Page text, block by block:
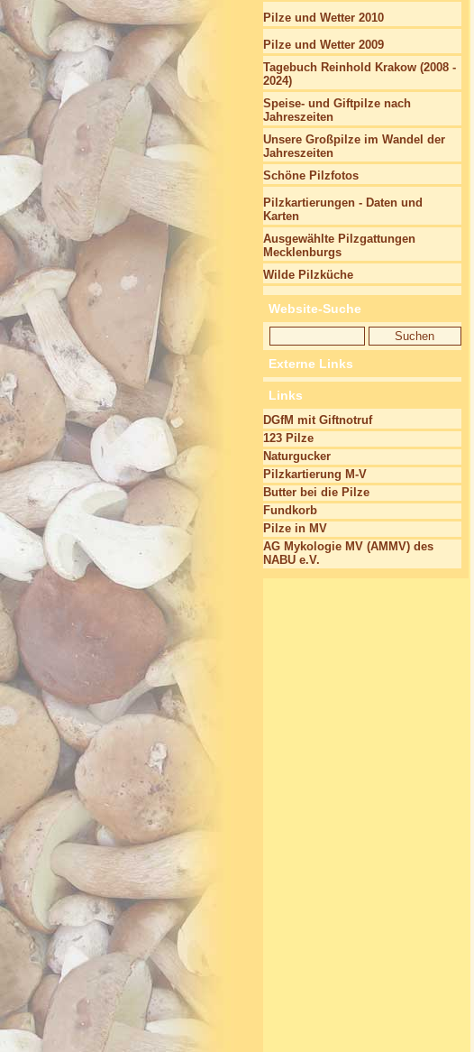
Pilze und Wetter 2010
Pilze und Wetter 2009
Tagebuch Reinhold Krakow (2008 -
2024)
Speise- und Giftpilze nach
Jahreszeiten
Unsere Großpilze im Wandel der
Jahreszeiten
Schöne Pilzfotos
Pilzkartierungen - Daten und
Karten
Ausgewählte Pilzgattungen
Mecklenburgs
Wilde Pilzküche
Website-Suche
Externe Links
Links
DGfM mit Giftnotruf
123 Pilze
Naturgucker
Pilzkartierung M-V
Butter bei die Pilze
Fundkorb
Pilze in MV
AG Mykologie MV (AMMV) des
NABU e.V.